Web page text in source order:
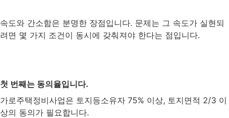
속도와 간소함은 분명한 장점입니다. 문제는 그 속도가 실현되
려면 몇 가지 조건이 동시에 갖춰져야 한다는 점입니다.
첫 번째는 동의율입니다.
가로주택정비사업은 토지등소유자 75% 이상, 토지면적 2/3 이
상의 동의가 필요합니다.